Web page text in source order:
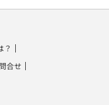
？
合せ